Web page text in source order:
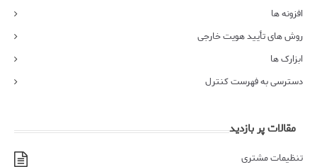
افزونه ها
روش های تأیید هویت خارجی
ابزارک ها
دسترسی به فهرست کنترل
مقالات پر بازدید
تنظیمات مشتری